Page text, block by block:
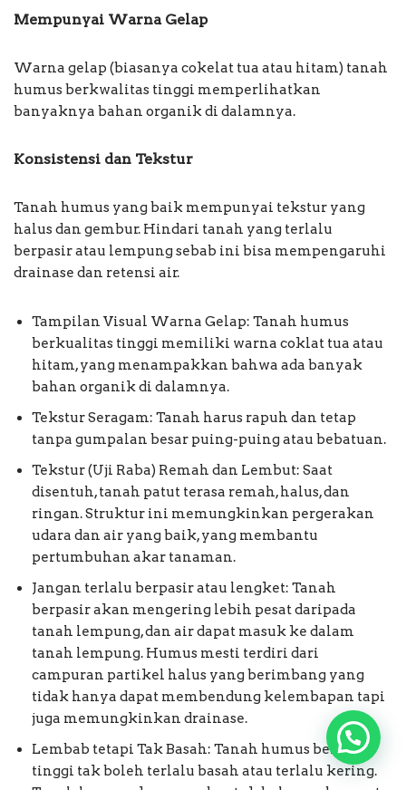
Mempunyai Warna Gelap
Warna gelap (biasanya cokelat tua atau hitam) tanah
humus berkwalitas tinggi memperlihatkan
banyaknya bahan organik di dalamnya.
Konsistensi dan Tekstur
Tanah humus yang baik mempunyai tekstur yang
halus dan gembur. Hindari tanah yang terlalu
berpasir atau lempung sebab ini bisa mempengaruhi
drainase dan retensi air.
Tampilan Visual Warna Gelap: Tanah humus
berkualitas tinggi memiliki warna coklat tua atau
hitam, yang menampakkan bahwa ada banyak
bahan organik di dalamnya.
Tekstur Seragam: Tanah harus rapuh dan tetap
tanpa gumpalan besar puing-puing atau bebatuan.
Tekstur (Uji Raba) Remah dan Lembut: Saat
disentuh, tanah patut terasa remah, halus, dan
ringan. Struktur ini memungkinkan pergerakan
udara dan air yang baik, yang membantu
pertumbuhan akar tanaman.
Jangan terlalu berpasir atau lengket: Tanah
berpasir akan mengering lebih pesat daripada
tanah lempung, dan air dapat masuk ke dalam
tanah lempung. Humus mesti terdiri dari
campuran partikel halus yang berimbang yang
tidak hanya dapat membendung kelembapan tapi
juga memungkinkan drainase.
Lembab tetapi Tak Basah: Tanah humus bermutu
tinggi tak boleh terlalu basah atau terlalu kering.